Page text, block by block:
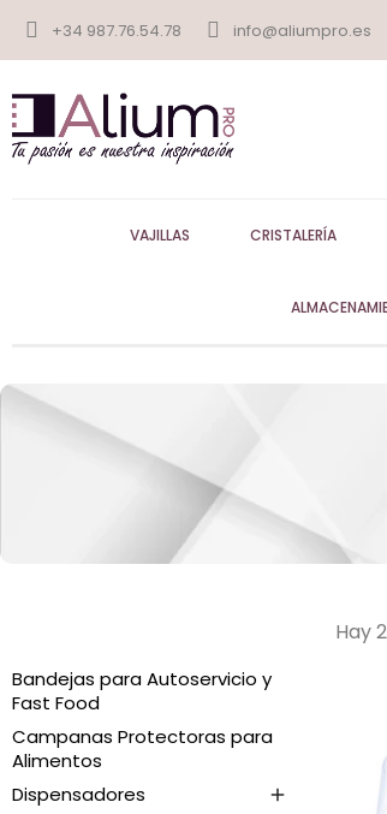
+34 987.76.54.78 info@aliumpro.es
VAJILLAS CRISTALERÍA
Bandejas para Autoservicio y
Fast Food
Campanas Protectoras para
Alimentos
Dispensadores

Hay